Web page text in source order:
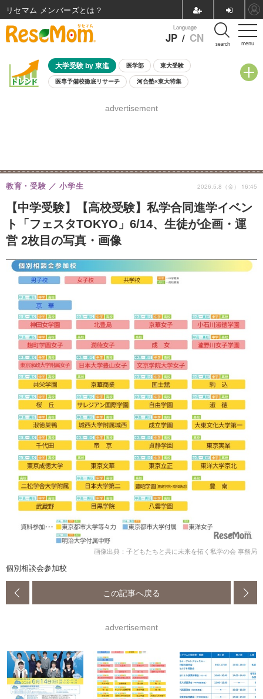
menu
Language
JP / CN search
大学受験 by 東進 医学部 東大受験
医専予備校徹底リサーチ 河合塾×東大特集
8月開催学校説明会・相談会
advertisement
【中学受験】【高校受験】私学合同進学イベン
ト「フェスタTOKYO」6/14、生徒が企画・運
営 2枚目の写真・画像
教育・受験 小学生 2026.5.8（金） 16:45
画像出典：子どもたちと共に未来を拓く私学の会 事務局
個別相談会参加校
この記事へ戻る
advertisement
リセマム メンバーズ